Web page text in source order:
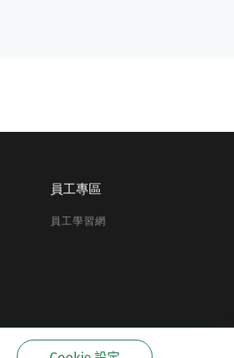
員工專區
員工學習網